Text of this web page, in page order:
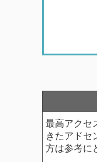
最高アクセ
きたアドセ
方は参考に